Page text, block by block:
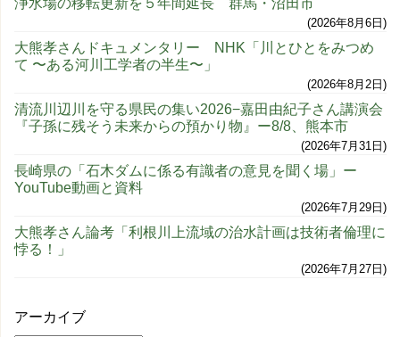
2026年8月6日
大熊孝さんドキュメンタリー NHK「川とひとをみつめ
て 〜ある河川工学者の半生〜」
2026年8月2日
清流川辺川を守る県民の集い2026−嘉田由紀子さん講演会
『子孫に残そう未来からの預かり物』ー8/8、熊本市
2026年7月31日
長崎県の「石木ダムに係る有識者の意見を聞く場」ー
YouTube動画と資料
2026年7月29日
大熊孝さん論考「利根川上流域の治水計画は技術者倫理に
悖る！」
2026年7月27日
アーカイブ